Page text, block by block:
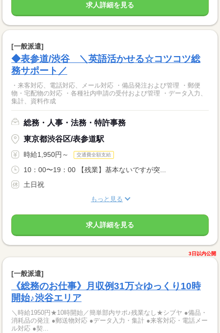
求人詳細を見る
[一般派遣]
◆表参道/渋谷 ＼英語活かせる☆コツコツ総
務サポート／
・来客対応、電話対応、メール対応 ・備品発注および管理 ・郵便
物・宅配物の対応 ・各種社内申請の受付および管理 ・データ入力、
集計、資料作成
総務・人事・法務・特許事務
東京都渋谷区/表参道駅
時給1,950円～ 交通費全額支給
10：00〜19：00 【残業】基本ないですが突...
土日祝
もっと見る
求人詳細を見る
3日以内公開
[一般派遣]
《総務のお仕事》月収例31万☆ゆっくり10時
開始♪渋谷エリア
＼時給1950円★10時開始／簡単部内サポ♪残業なし★シブヤ ●備品・
消耗品の発注 ●郵送物対応 ●データ入力・集計 ●来客対応・電話メー
ル対応 ●契...